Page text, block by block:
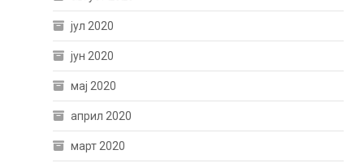
јул 2020
јун 2020
мај 2020
април 2020
март 2020